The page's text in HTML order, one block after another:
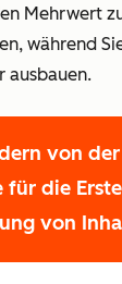
Mehrwert
während
ausbauen.
von
für die
von